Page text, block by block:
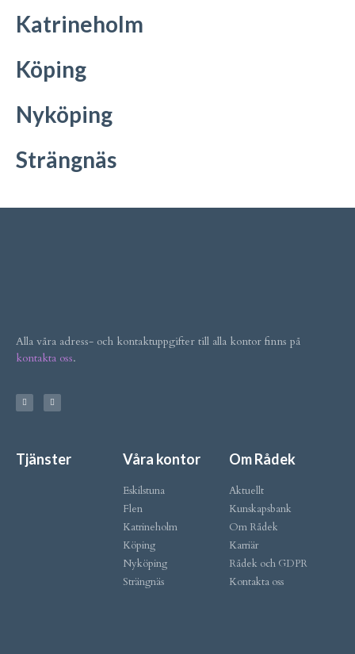
Katrineholm
Köping
Nyköping
Strängnäs
Alla våra adress- och kontaktuppgifter till alla kontor finns på
kontakta oss.
Tjänster Våra kontor
Eskilstuna
Flen
Katrineholm
Köping
Nyköping
Strängnäs
Om Rådek
Aktuellt
Kunskapsbank
Om Rådek
Karriär
Rådek och GDPR
Kontakta oss